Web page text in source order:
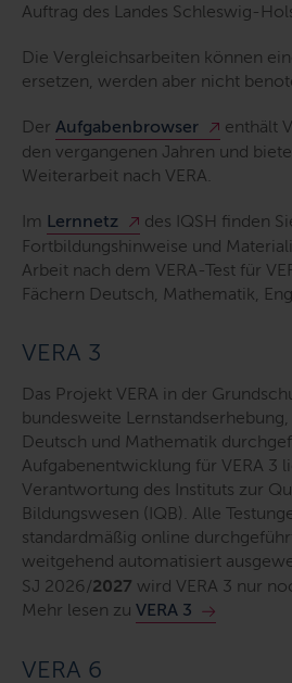
Auftrag des Landes Schleswig-
Die Vergleichsarbeiten können
ersetzen, werden aber nicht
Der Aufgabenbrowser
enthält
den vergangenen Jahren und
Weiterarbeit nach VERA.
Im Lernnetz
des IQSH finden
Fortbildungshinweise und
Arbeit nach dem VERA-Test für
Fächern Deutsch, Mathematik,
VERA 3
Das Projekt VERA in der
bundesweite
Deutsch und Mathematik
Aufgabenentwicklung für VERA 3
Verantwortung des Instituts zur
Bildungswesen (IQB). Alle
standardmäßig online
weitgehend automatisiert
SJ 2026/2027 wird VERA 3 nur
Mehr lesen zu VERA 3
VERA 6